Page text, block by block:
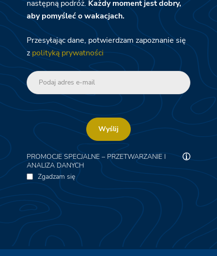
następną podróż. Każdy moment jest dobry,
aby pomyśleć o wakacjach.
Przesyłając dane, potwierdzam zapoznanie się
z polityką prywatności
Wyślij
PROMOCJE SPECJALNE – PRZETWARZANIE I
ANALIZA DANYCH
Zgadzam się